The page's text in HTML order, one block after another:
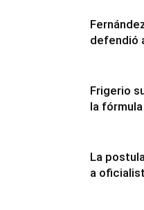
defendió
Frigerio
la
La
a